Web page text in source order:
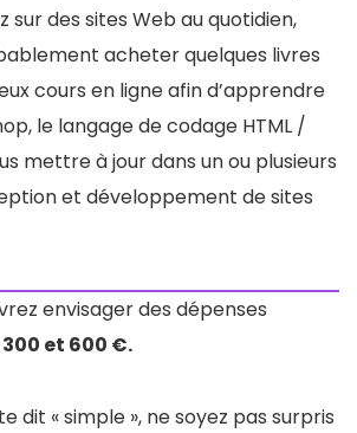
sur des sites Web au quotidien,
acheter quelques livres
cours en ligne afin d’apprendre
le langage de codage HTML /
mettre à jour dans un ou plusieurs
et développement de sites
envisager des dépenses
et 600 €.
dit « simple », ne soyez pas surpris